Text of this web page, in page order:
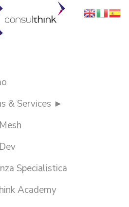
& Services ►
Specialistica
Academy